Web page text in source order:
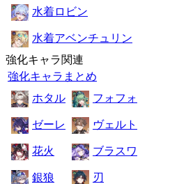
水着ロビン
水着アベンチュリン
強化キャラ関連
強化キャラまとめ
ホタル
フォフォ
ゼーレ ヴェルト
花火 ブラスワ
銀狼 刃